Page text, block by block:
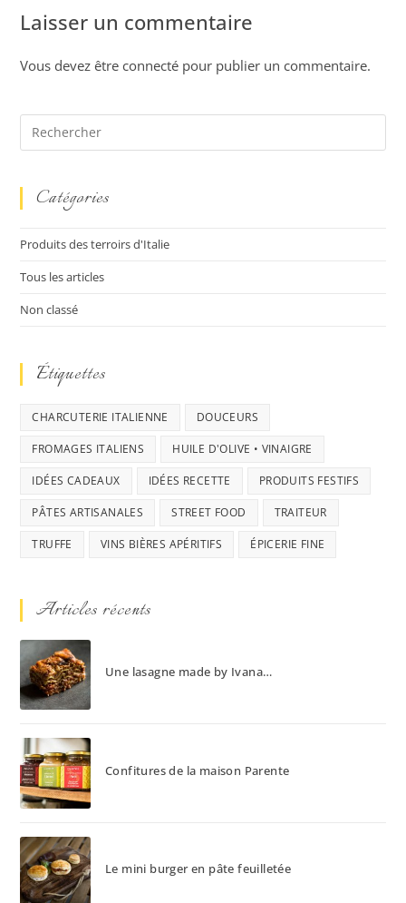
Laisser un commentaire
Vous devez êtreconnecté pour publier un commentaire.
Catégories
Produits des terroirs d'Italie
Tous les articles
Non classé
Étiquettes
CHARCUTERIE ITALIENNE DOUCEURS
FROMAGES ITALIENS HUILE D'OLIVE • VINAIGRE
IDÉES CADEAUX IDÉES RECETTE PRODUITS FESTIFS
PÂTES ARTISANALES STREET FOOD TRAITEUR
TRUFFE VINS BIÈRES APÉRITIFS ÉPICERIE FINE
Articles récents
Une lasagne made by Ivana…
Confitures de la maison Parente
Le mini burger en pâte feuilletée